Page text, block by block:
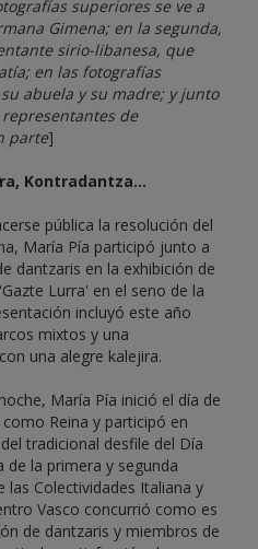
superiores se ve a
Gimena; en la segunda,
sirio-libanesa, que
en las fotografías
abuela y su madre; y junto
de
parte]
Kontradantza...
pública la resolución del
María Pía participó junto a
dantzaris en la exhibición de
Lurra' en el seno de la
incluyó este año
mixtos y una
una alegre kalejira.
María Pía inició el día de
Reina y participó en
tradicional desfile del Día
la primera y segunda
las Colectividades Italiana y
Vasco concurrió como es
de dantzaris y miembros de